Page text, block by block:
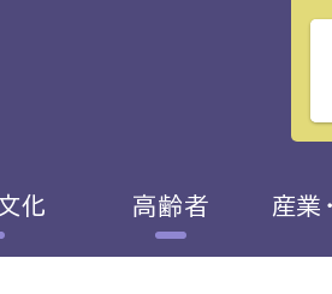
化 高齢者 産業